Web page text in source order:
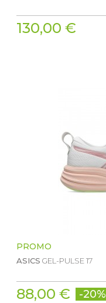
130,00 €
PROMO
ASICS GEL-PULSE 17
88,00 € -20%